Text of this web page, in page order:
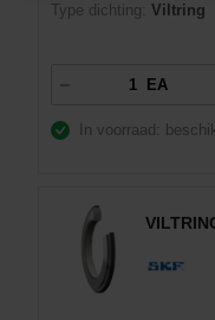
Type dichting: Viltring
EA
In voorraad: